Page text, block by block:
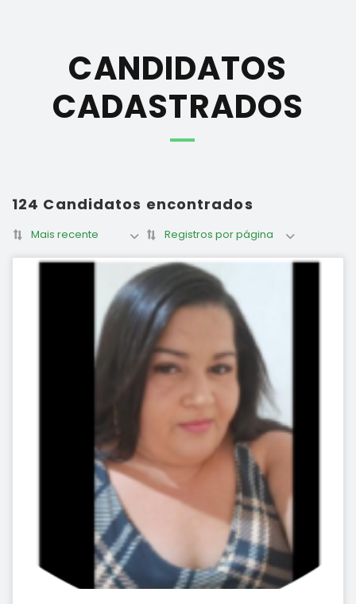
CANDIDATOS
CADASTRADOS
124 Candidatos encontrados
Mais recente Registros por página